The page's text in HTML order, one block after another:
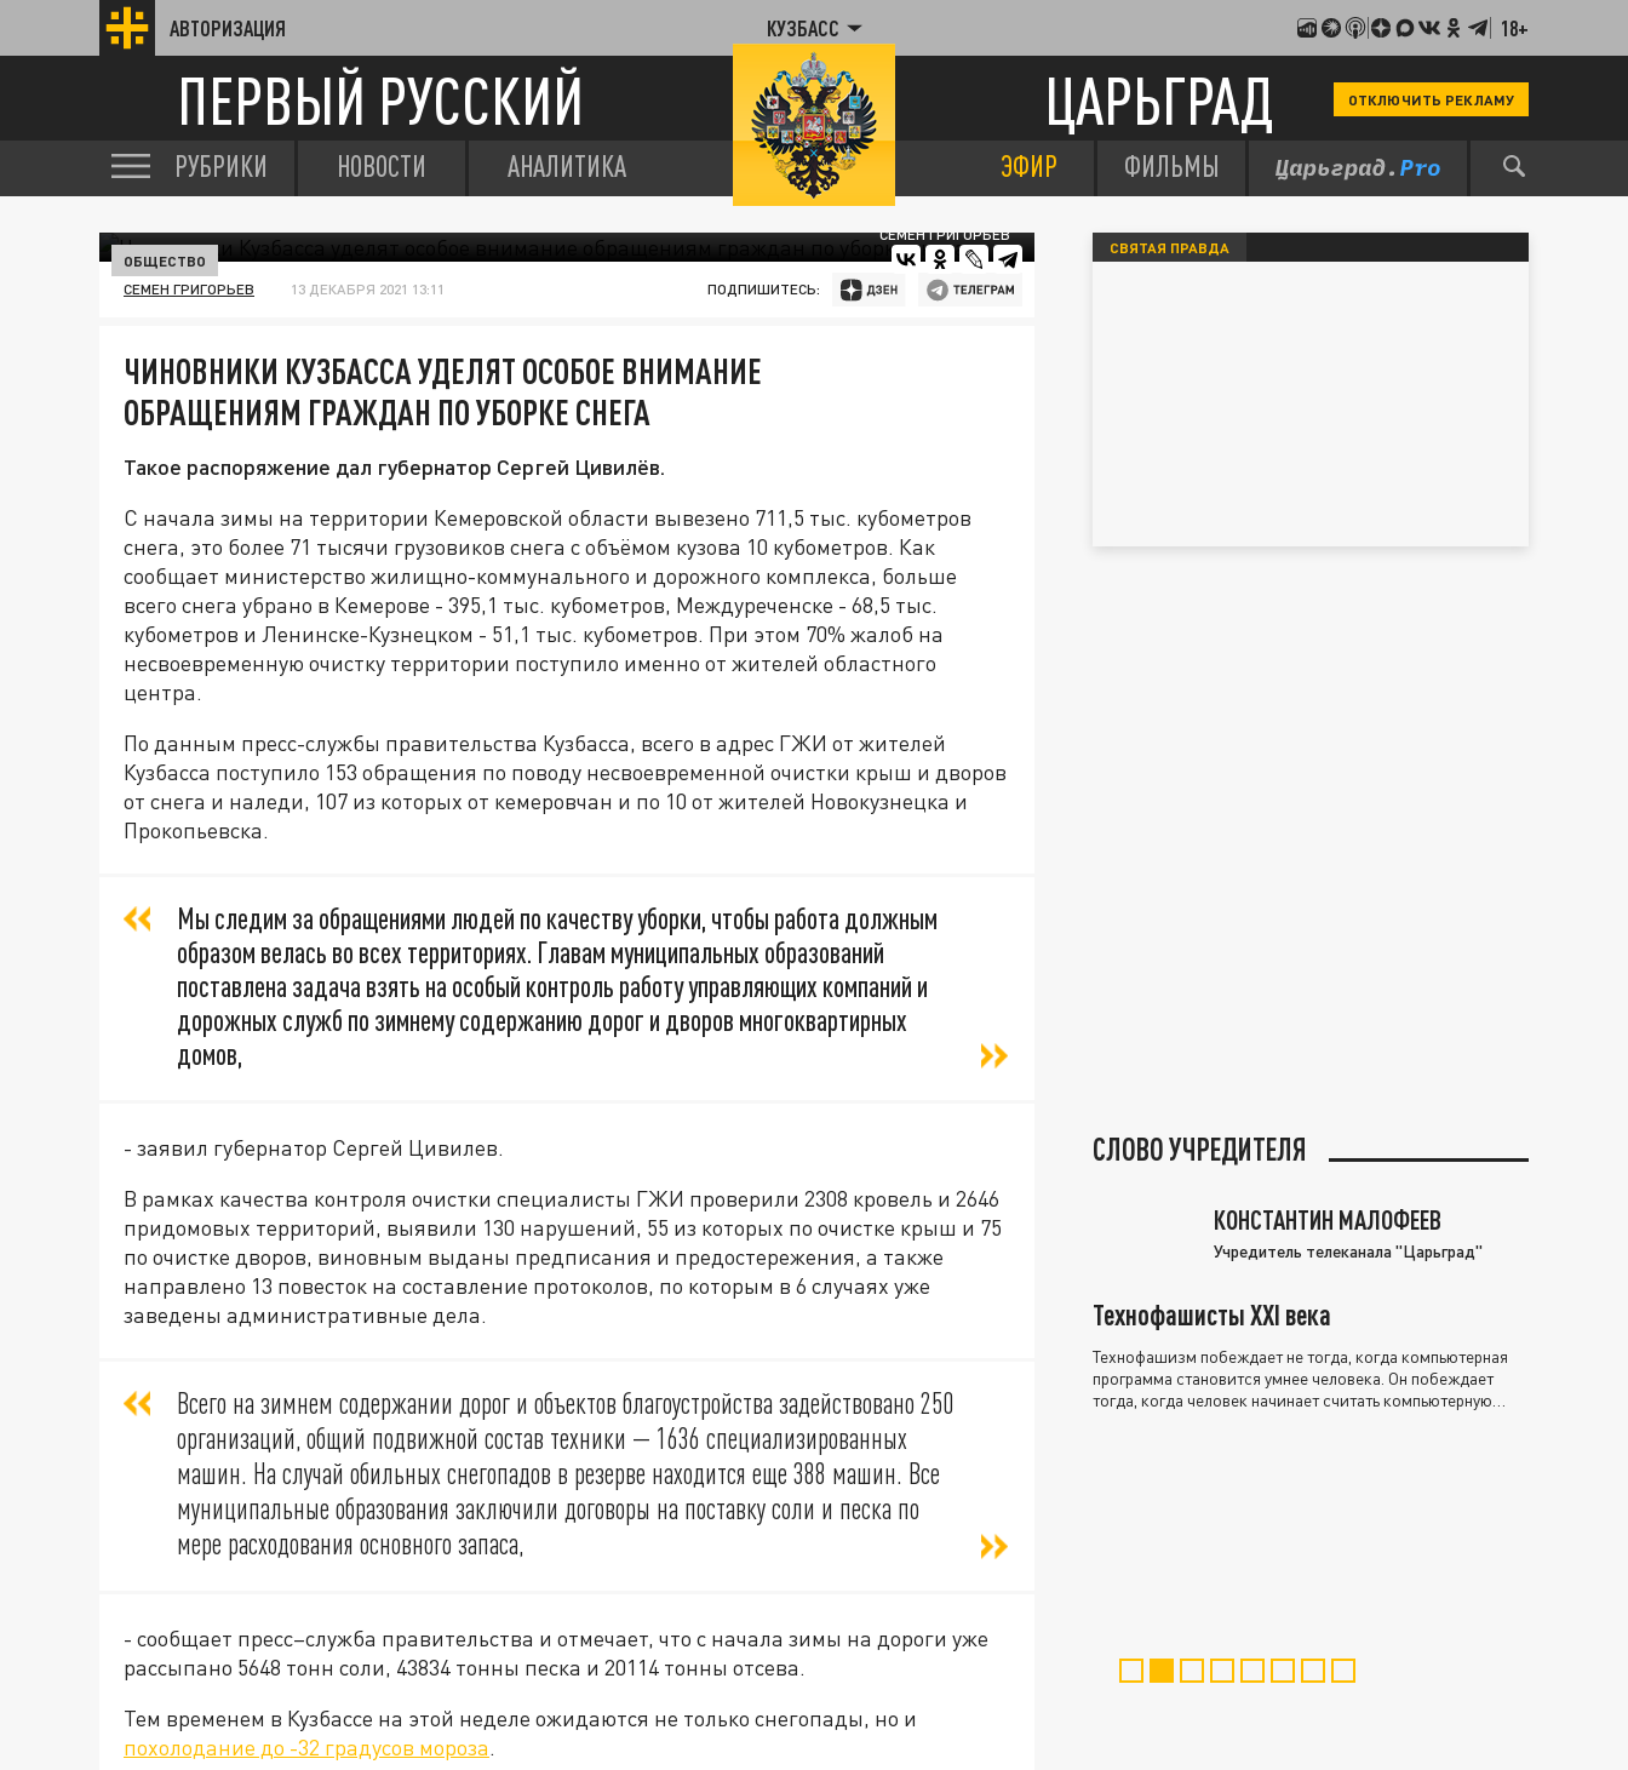
АВТОРИЗАЦИЯ КУЗБАСС 18+
ПЕРВЫЙ РУССКИЙ ЦАРЬГРАД ОТКЛЮЧИТЬ РЕКЛАМУ
РУБРИКИ НОВОСТИ АНАЛИТИКА ЭФИР ФИЛЬМЫ
СЕМЕН ГРИГОРЬЕВ
ОБЩЕСТВО
СЕМЕН ГРИГОРЬЕВ 13 ДЕКАБРЯ 2021 13:11 ПОДПИШИТЕСЬ:
ЧИНОВНИКИ КУЗБАССА УДЕЛЯТ ОСОБОЕ ВНИМАНИЕ
ОБРАЩЕНИЯМ ГРАЖДАН ПО УБОРКЕ СНЕГА
Такое распоряжение дал губернатор Сергей Цивилёв.
С начала зимы на территории Кемеровской области вывезено 711,5 тыс. кубометров
снега, это более 71 тысячи грузовиков снега с объёмом кузова 10 кубометров. Как
сообщает министерство жилищно-коммунального и дорожного комплекса, больше
всего снега убрано в Кемерове - 395,1 тыс. кубометров, Междуреченске - 68,5 тыс.
кубометров и Ленинске-Кузнецком - 51,1 тыс. кубометров. При этом 70% жалоб на
несвоевременную очистку территории поступило именно от жителей областного
центра.
По данным пресс-службы правительства Кузбасса, всего в адрес ГЖИ от жителей
Кузбасса поступило 153 обращения по поводу несвоевременной очистки крыш и дворов
от снега и наледи, 107 из которых от кемеровчан и по 10 от жителей Новокузнецка и
Прокопьевска.
Мы следим за обращениями людей по качеству уборки, чтобы работа должным
образом велась во всех территориях. Главам муниципальных образований
поставлена задача взять на особый контроль работу управляющих компаний и
дорожных служб по зимнему содержанию дорог и дворов многоквартирных
домов,
- заявил губернатор Сергей Цивилев.
В рамках качества контроля очистки специалисты ГЖИ проверили 2308 кровель и 2646
придомовых территорий, выявили 130 нарушений, 55 из которых по очистке крыш и 75
по очистке дворов, виновным выданы предписания и предостережения, а также
направлено 13 повесток на составление протоколов, по которым в 6 случаях уже
заведены административные дела.
Всего на зимнем содержании дорог и объектов благоустройства задействовано 250
организаций, общий подвижной состав техники — 1636 специализированных
машин. На случай обильных снегопадов в резерве находится еще 388 машин. Все
муниципальные образования заключили договоры на поставку соли и песка по
мере расходования основного запаса,
- сообщает пресс–служба правительства и отмечает, что с начала зимы на дороги уже
рассыпано 5648 тонн соли, 43834 тонны песка и 20114 тонны отсева.
Тем временем в Кузбассе на этой неделе ожидаются не только снегопады, но и
похолодание до -32 градусов мороза.
СВЯТАЯ ПРАВДА
СЛОВО УЧРЕДИТЕЛЯ
КОНСТАНТИН МАЛОФЕЕВ
Учредитель телеканала "Царьград"
Технофашисты XXI века
Технофашизм побеждает не тогда, когда компьютерная
программа становится умнее человека. Он побеждает
тогда, когда человек начинает считать компьютерную